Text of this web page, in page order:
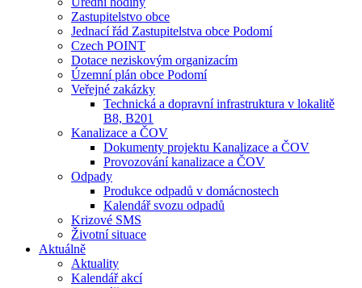
Zastupitelstvo obce
Jednací řád Zastupitelstva obce Podomí
Czech POINT
Dotace neziskovým organizacím
Územní plán obce Podomí
Veřejné zakázky
Technická a dopravní infrastruktura v lokalitě
B8, B201
Kanalizace a ČOV
Dokumenty projektu Kanalizace a ČOV
Provozování kanalizace a ČOV
Odpady
Produkce odpadů v domácnostech
Kalendář svozu odpadů
Krizové SMS
Životní situace
Aktuálně
Aktuality
Kalendář akcí